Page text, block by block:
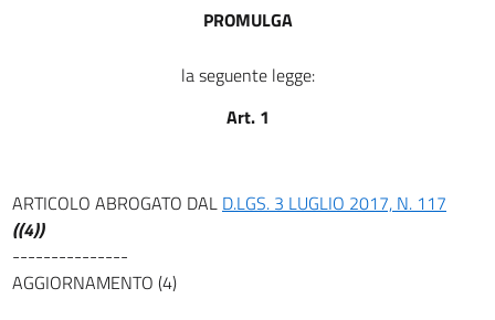
PROMULGA
la seguente legge:
Art. 1
ARTICOLO ABROGATO DAL D.LGS. 3 LUGLIO 2017, N. 117
((4))
---------------
AGGIORNAMENTO (4)